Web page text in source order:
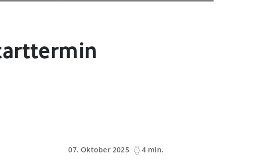
07. Oktober 2025
4 min.